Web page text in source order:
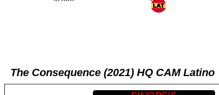
The Consequence (2021) HQ CAM Latino